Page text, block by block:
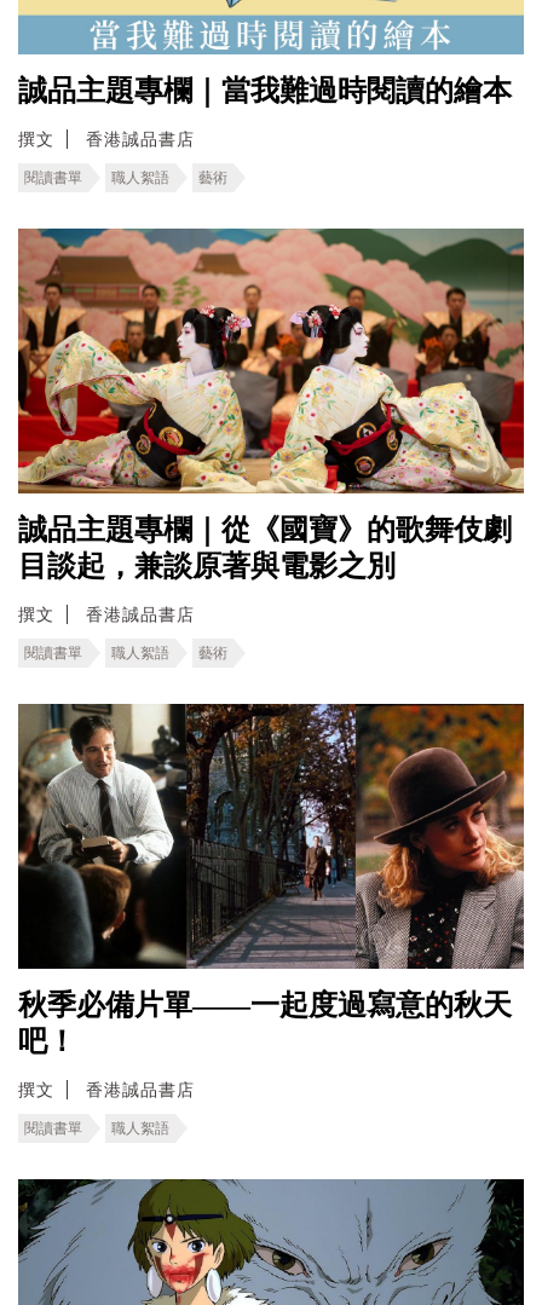
誠品主題專欄｜當我難過時閱讀的繪本
撰文 香港誠品書店
閱讀書單 職人絮語 藝術
誠品主題專欄｜從《國寶》的歌舞伎劇
目談起，兼談原著與電影之別
撰文 香港誠品書店
閱讀書單 職人絮語 藝術
秋季必備片單——一起度過寫意的秋天
吧！
撰文 香港誠品書店
閱讀書單 職人絮語